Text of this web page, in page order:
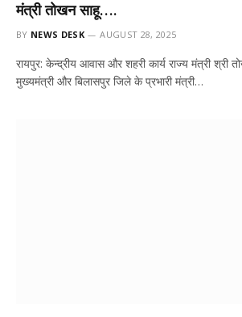
मंत्री तोखन साहू….
BY NEWS DESK AUGUST 28, 2025
रायपुर: केन्द्रीय आवास और शहरी कार्य राज्य मंत्री श्री
मुख्यमंत्री और बिलासपुर जिले के प्रभारी मंत्री…